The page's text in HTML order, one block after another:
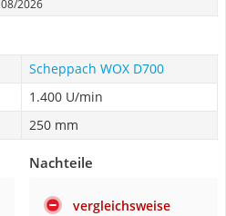
08/2026
Scheppach WOX D700
1.400 U/min
250 mm
Nachteile
vergleichsweise